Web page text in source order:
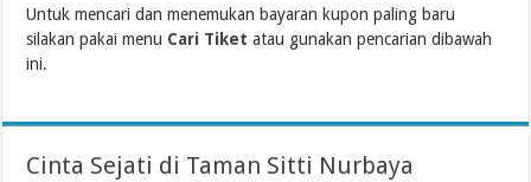
Untuk mencari dan menemukan bayaran kupon paling baru
silakan pakai menu Cari Tiket atau gunakan pencarian dibawah
ini.
Cinta Sejati di Taman Sitti Nurbaya